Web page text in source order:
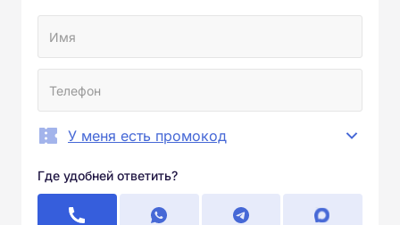
У меня есть промокод
Где удобней ответить?